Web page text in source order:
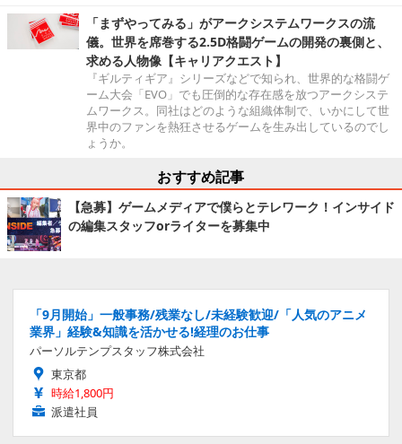
「まずやってみる」がアークシステムワークスの流
儀。世界を席巻する2.5D格闘ゲームの開発の裏側と、
求める人物像【キャリアクエスト】
『ギルティギア』シリーズなどで知られ、世界的な格闘ゲ
ーム大会「EVO」でも圧倒的な存在感を放つアークシステ
ムワークス。同社はどのような組織体制で、いかにして世
界中のファンを熱狂させるゲームを生み出しているのでし
ょうか。
おすすめ記事
【急募】ゲームメディアで僕らとテレワーク！インサイド
の編集スタッフorライターを募集中
「9月開始」一般事務/残業なし/未経験歓迎/「人気のアニメ
業界」経験&知識を活かせる!経理のお仕事
パーソルテンプスタッフ株式会社
東京都
時給1,800円
派遣社員